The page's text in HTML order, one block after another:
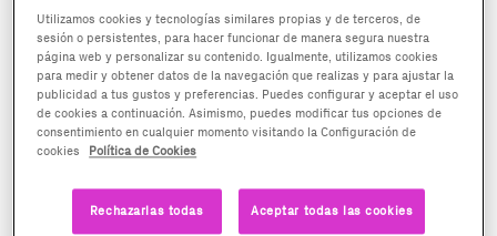
Utilizamos cookies y tecnologías similares propias y de terceros, de
sesión o persistentes, para hacer funcionar de manera segura nuestra
página web y personalizar su contenido. Igualmente, utilizamos cookies
para medir y obtener datos de la navegación que realizas y para ajustar la
publicidad a tus gustos y preferencias. Puedes configurar y aceptar el uso
de cookies a continuación. Asimismo, puedes modificar tus opciones de
consentimiento en cualquier momento visitando la Configuración de
cookies
Política de Cookies
Rechazarlas todas Aceptar todas las cookies